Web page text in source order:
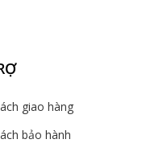
giao hàng
bảo hành